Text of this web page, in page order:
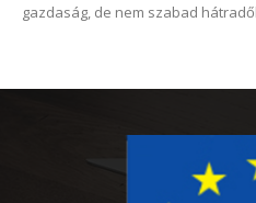
gazdaság, de nem szabad